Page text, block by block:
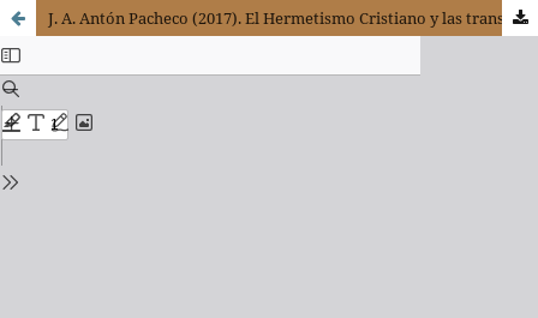
J. A. Antón Pacheco (2017). El Hermetismo Cristiano y las transformaciones del Logos